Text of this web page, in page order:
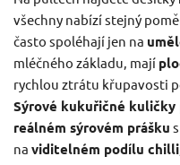
všechny nabízí stejný
často spoléhají jen na
mléčného základu, mají
rychlou ztrátu křupavosti
Sýrové kukuřičné
reálném sýrovém prášku
na viditelném podílu chilli